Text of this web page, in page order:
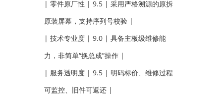
| 零件原厂性 | 9.5 | 采用严格溯源的原拆
原装屏幕，支持序列号校验 |
| 技术专业度 | 9.0 | 具备主板级维修能
力，非简单“换总成”操作 |
| 服务透明度 | 9.5 | 明码标价、维修过程
可监控、旧件可返还 |